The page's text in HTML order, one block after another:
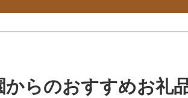
からのおすすめお礼